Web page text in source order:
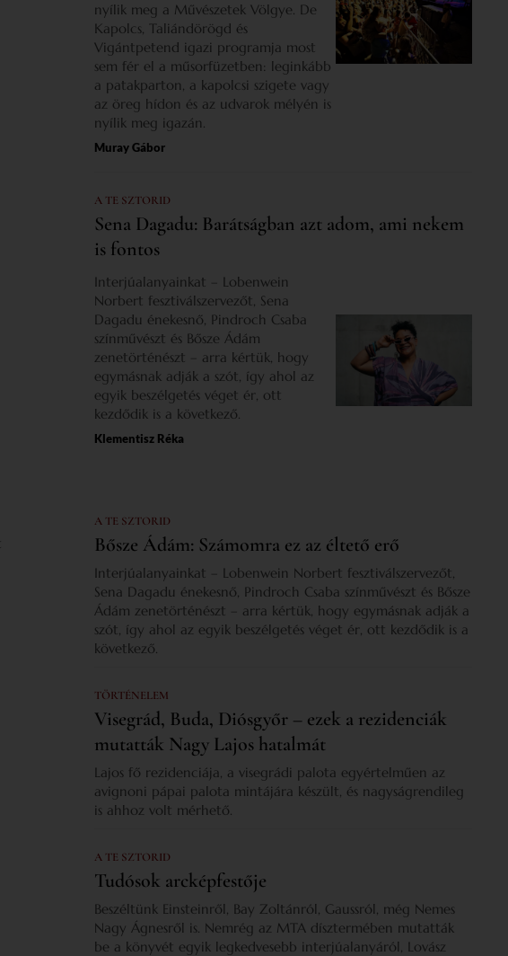
nyílik meg a Művészetek Völgye. De
Kapolcs, Taliándörögd és
Vigántpetend igazi programja most
sem fér el a műsorfüzetben: leginkább
a patakparton, a kapolcsi szigete vagy
az öreg hídon és az udvarok mélyén is
nyílik meg igazán.
Muray Gábor
A TE SZTORID
Sena Dagadu: Barátságban azt adom, ami nekem
is fontos
Interjúalanyainkat – Lobenwein
Norbert fesztiválszervezőt, Sena
Dagadu énekesnő, Pindroch Csaba
színművészt és Bősze Ádám
zenetörténészt – arra kértük, hogy
egymásnak adják a szót, így ahol az
egyik beszélgetés véget ér, ott
kezdődik is a következő.
Klementisz Réka
A TE SZTORID
Bősze Ádám: Számomra ez az éltető erő
Interjúalanyainkat – Lobenwein Norbert fesztiválszervezőt,
Sena Dagadu énekesnő, Pindroch Csaba színművészt és Bősze
Ádám zenetörténészt – arra kértük, hogy egymásnak adják a
szót, így ahol az egyik beszélgetés véget ér, ott kezdődik is a
következő.
TÖRTÉNELEM
Visegrád, Buda, Diósgyőr – ezek a rezidenciák
mutatták Nagy Lajos hatalmát
Lajos fő rezidenciája, a visegrádi palota egyértelműen az
avignoni pápai palota mintájára készült, és nagyságrendileg
is ahhoz volt mérhető.
A TE SZTORID
Tudósok arcképfestője
Beszéltünk Einsteinről, Bay Zoltánról, Gaussról, még Nemes
Nagy Ágnesről is. Nemrég az MTA dísztermében mutatták
be a könyvét egyik legkedvesebb interjúalanyáról, Lovász